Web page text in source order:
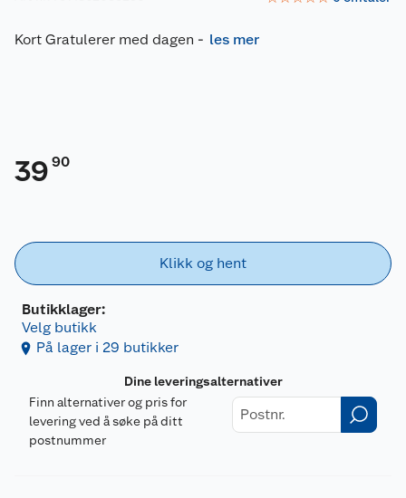
Kort Gratulerer med dagen - les mer
39 90
Klikk og hent
Butikklager:
Velg butikk
På lager i 29 butikker
Dine leveringsalternativer
Finn alternativer og pris for
levering ved å søke på ditt
postnummer